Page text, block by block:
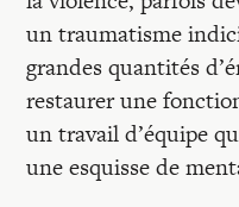
un traumatisme
grandes quantités
restaurer une
un travail d’équipe
une esquisse de